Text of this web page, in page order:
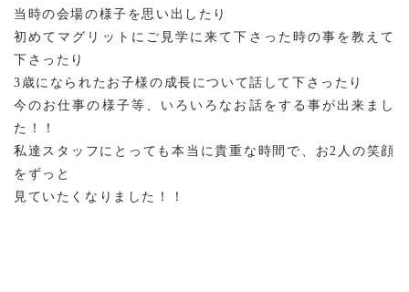
当時の会場の様子を思い出したり
初めてマグリットにご見学に来て下さった時の事を教えて
下さったり
3歳になられたお子様の成長について話して下さったり
今のお仕事の様子等、いろいろなお話をする事が出来まし
た！！
私達スタッフにとっても本当に貴重な時間で、お2人の笑顔
をずっと
見ていたくなりました！！